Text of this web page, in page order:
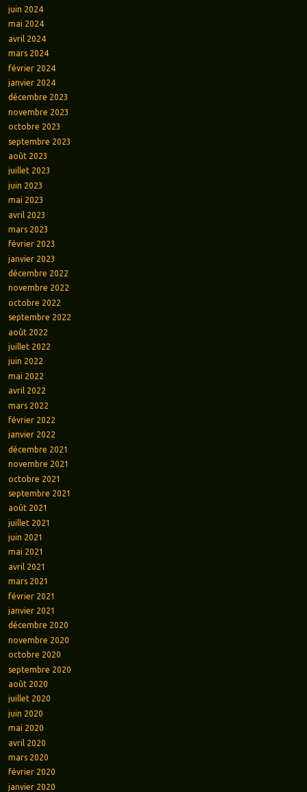
juin 2024
mai 2024
avril 2024
mars 2024
février 2024
janvier 2024
décembre 2023
novembre 2023
octobre 2023
septembre 2023
août 2023
juillet 2023
juin 2023
mai 2023
avril 2023
mars 2023
février 2023
janvier 2023
décembre 2022
novembre 2022
octobre 2022
septembre 2022
août 2022
juillet 2022
juin 2022
mai 2022
avril 2022
mars 2022
février 2022
janvier 2022
décembre 2021
novembre 2021
octobre 2021
septembre 2021
août 2021
juillet 2021
juin 2021
mai 2021
avril 2021
mars 2021
février 2021
janvier 2021
décembre 2020
novembre 2020
octobre 2020
septembre 2020
août 2020
juillet 2020
juin 2020
mai 2020
avril 2020
mars 2020
février 2020
janvier 2020